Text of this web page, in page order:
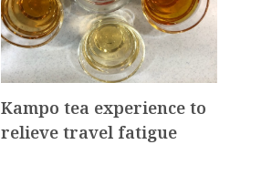
Kampo tea experience to
relieve travel fatigue